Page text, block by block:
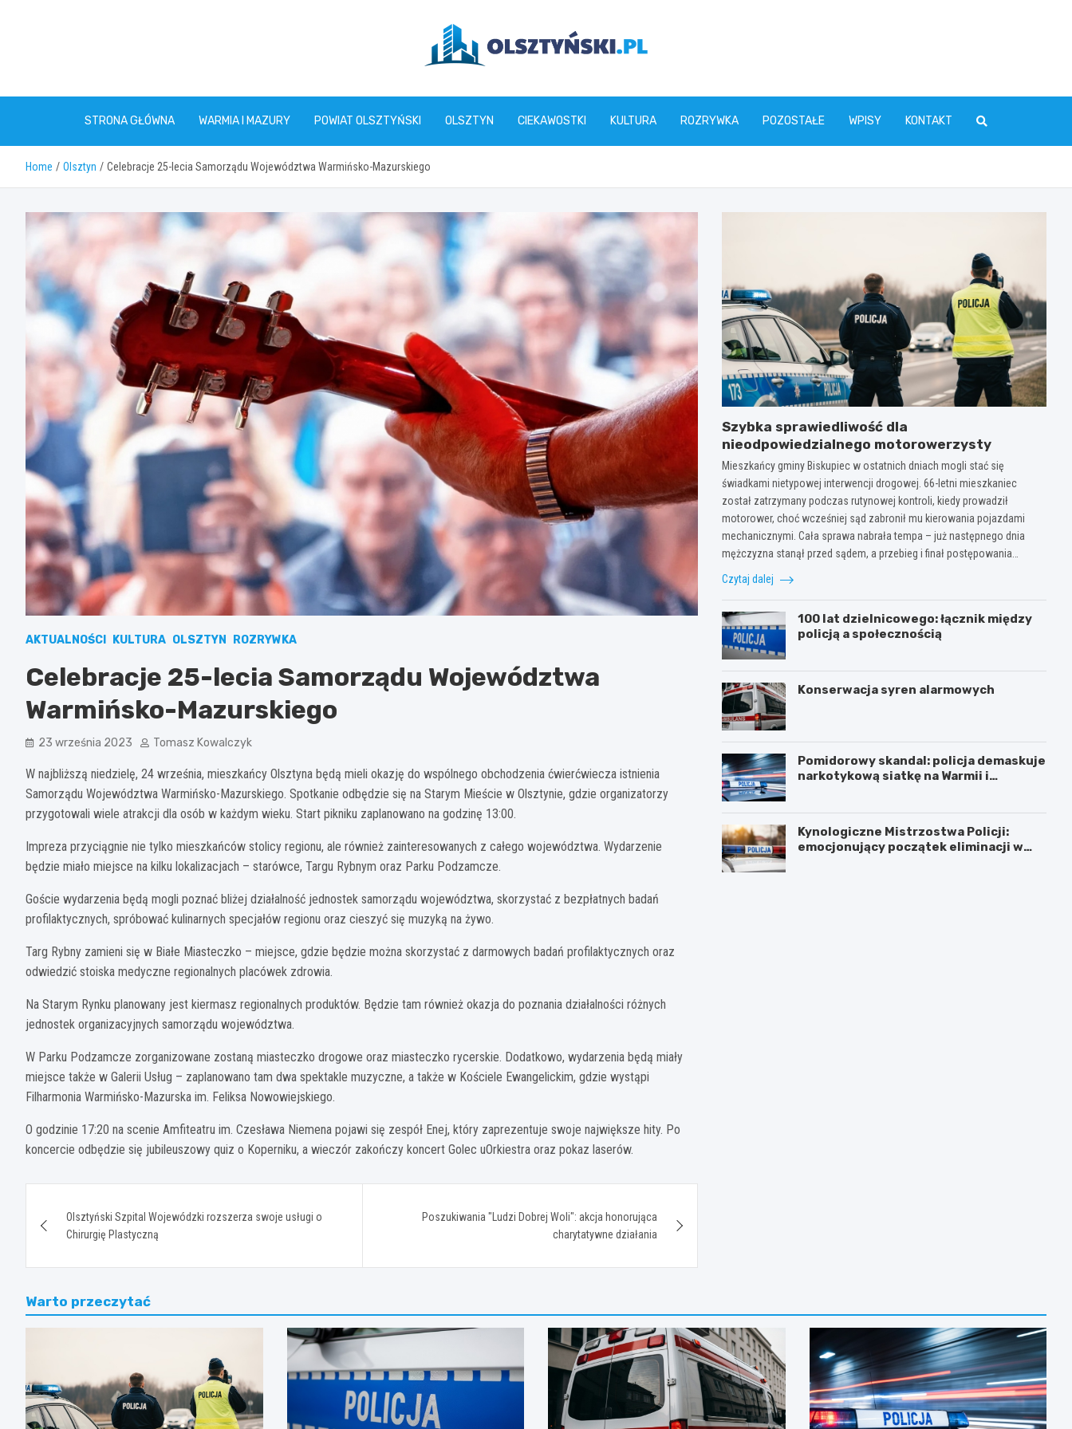
olsztynski.pl
STRONA GŁÓWNA WARMIA I MAZURY POWIAT OLSZTYŃSKI OLSZTYN CIEKAWOSTKI KULTURA ROZRYWKA POZOSTAŁE WPISY KONTAKT
Home Olsztyn Celebracje 25-lecia Samorządu Województwa Warmińsko-Mazurskiego
AKTUALNOŚCI KULTURA OLSZTYN ROZRYWKA
Celebracje 25-lecia Samorządu Województwa
Warmińsko-Mazurskiego
23 września 2023 Tomasz Kowalczyk
W najbliższą niedzielę, 24 września, mieszkańcy Olsztyna będą mieli okazję do wspólnego obchodzenia ćwierćwiecza istnienia
Samorządu Województwa Warmińsko-Mazurskiego. Spotkanie odbędzie się na Starym Mieście w Olsztynie, gdzie organizatorzy
przygotowali wiele atrakcji dla osób w każdym wieku. Start pikniku zaplanowano na godzinę 13:00.
Impreza przyciągnie nie tylko mieszkańców stolicy regionu, ale również zainteresowanych z całego województwa. Wydarzenie
będzie miało miejsce na kilku lokalizacjach – starówce, Targu Rybnym oraz Parku Podzamcze.
Goście wydarzenia będą mogli poznać bliżej działalność jednostek samorządu województwa, skorzystać z bezpłatnych badań
profilaktycznych, spróbować kulinarnych specjałów regionu oraz cieszyć się muzyką na żywo.
Targ Rybny zamieni się w Białe Miasteczko – miejsce, gdzie będzie można skorzystać z darmowych badań profilaktycznych oraz
odwiedzić stoiska medyczne regionalnych placówek zdrowia.
Na Starym Rynku planowany jest kiermasz regionalnych produktów. Będzie tam również okazja do poznania działalności różnych
jednostek organizacyjnych samorządu województwa.
W Parku Podzamcze zorganizowane zostaną miasteczko drogowe oraz miasteczko rycerskie. Dodatkowo, wydarzenia będą miały
miejsce także w Galerii Usług – zaplanowano tam dwa spektakle muzyczne, a także w Kościele Ewangelickim, gdzie wystąpi
Filharmonia Warmińsko-Mazurska im. Feliksa Nowowiejskiego.
O godzinie 17:20 na scenie Amfiteatru im. Czesława Niemena pojawi się zespół Enej, który zaprezentuje swoje największe hity. Po
koncercie odbędzie się jubileuszowy quiz o Koperniku, a wieczór zakończy koncert Golec uOrkiestra oraz pokaz laserów.
wpisu
Olsztyński Szpital Wojewódzki rozszerza swoje usługi o
Chirurgię Plastyczną
Poszukiwania "Ludzi Dobrej Woli": akcja honorująca
charytatywne działania
Szybka sprawiedliwość dla
nieodpowiedzialnego motorowerzysty
Mieszkańcy gminy Biskupiec w ostatnich dniach mogli stać się
świadkami nietypowej interwencji drogowej. 66-letni mieszkaniec
został zatrzymany podczas rutynowej kontroli, kiedy prowadził
motorower, choć wcześniej sąd zabronił mu kierowania pojazdami
mechanicznymi. Cała sprawa nabrała tempa – już następnego dnia
mężczyzna stanął przed sądem, a przebieg i finał postępowania…
Czytaj dalej
100 lat dzielnicowego: łącznik między
policją a społecznością
Konserwacja syren alarmowych
Pomidorowy skandal: policja demaskuje
narkotykową siatkę na Warmii i
Kynologiczne Mistrzostwa Policji:
emocjonujący początek eliminacji w
Warto przeczytać